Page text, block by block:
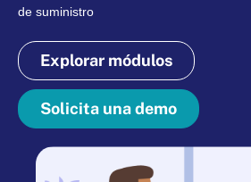
de suministro
Explorar módulos
Solicita una demo